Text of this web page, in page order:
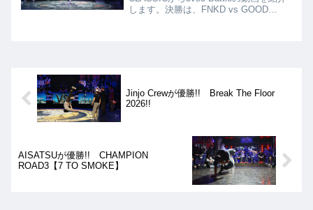
します。決勝は、FNKD vs GOOD
Jinjo Crewが優勝!! Break The Floor
2026!!
AISATSUが優勝!! CHAMPION
ROAD3【7 TO SMOKE】